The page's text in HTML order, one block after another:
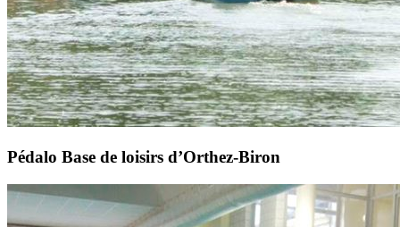
Pédalo Base de loisirs d’Orthez-Biron